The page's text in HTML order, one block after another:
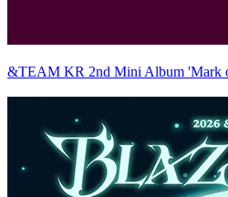
&TEAM KR 2nd Mini Album 'Mark